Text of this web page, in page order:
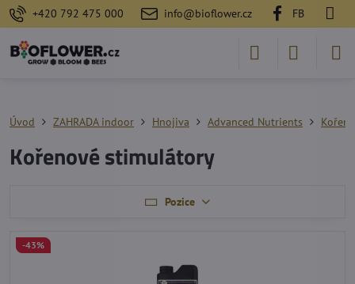
+420 792 475 000 info@bioflower.cz FB
Úvod ZAHRADA indoor Hnojiva Advanced Nutrients
Kořenové stimulátory
Pozice
-43%